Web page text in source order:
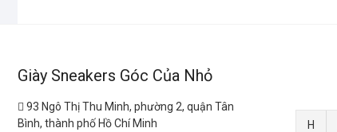
Giày Sneakers Góc Của Nhỏ
93 Ngô Thị Thu Minh, phường 2, quận Tân
Bình, thành phố Hồ Chí Minh
H